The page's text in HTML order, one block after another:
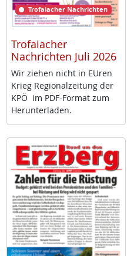
Trofaiacher Nachrichten
Trofaiacher
Nachrichten Juli 2026
Wir zie­hen nicht in EU­ren
Krieg Re­gio­nal­zei­tung der
KPÖ im PDF-For­mat zum
Her­un­ter­la­den.